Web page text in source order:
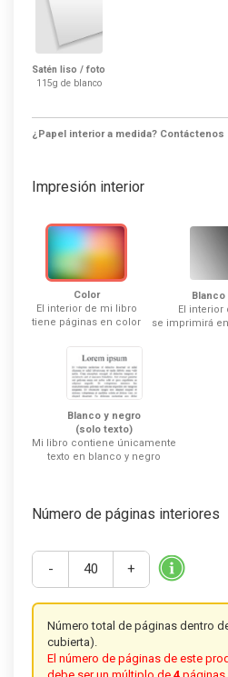
Satén liso / foto
115g de blanco
¿Papel interior a medida? Contáctenos
Impresión interior
Color
El interior de mi libro
tiene páginas en color
Blanco
El interior
se imprimirá
Blanco y negro
(solo texto)
Mi libro contiene únicamente
texto en blanco y negro
Número de páginas interiores
- +
Número total de páginas dentro
cubierta).
El número de páginas de este